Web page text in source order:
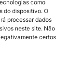
como
do dispositivo. O
processar dados
neste site. Não
certos